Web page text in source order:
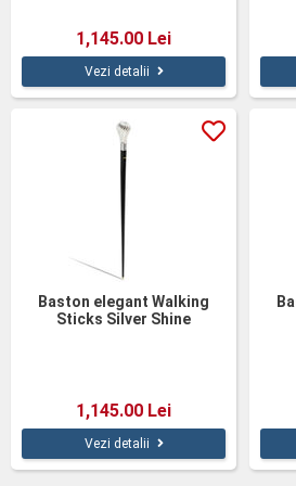
1,145.00 Lei
Vezi detalii
Baston elegant Walking
Sticks Silver Shine
1,145.00 Lei
Vezi detalii